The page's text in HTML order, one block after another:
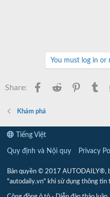
You must log in or
Share: Facebook
Reddit
Khám phá
Tiếng Việt
Quy định và Nội quy Privacy
Bản quyền © 2017 AUTODAILY®,
"autodaily.vn" khi sử dụng thông tin